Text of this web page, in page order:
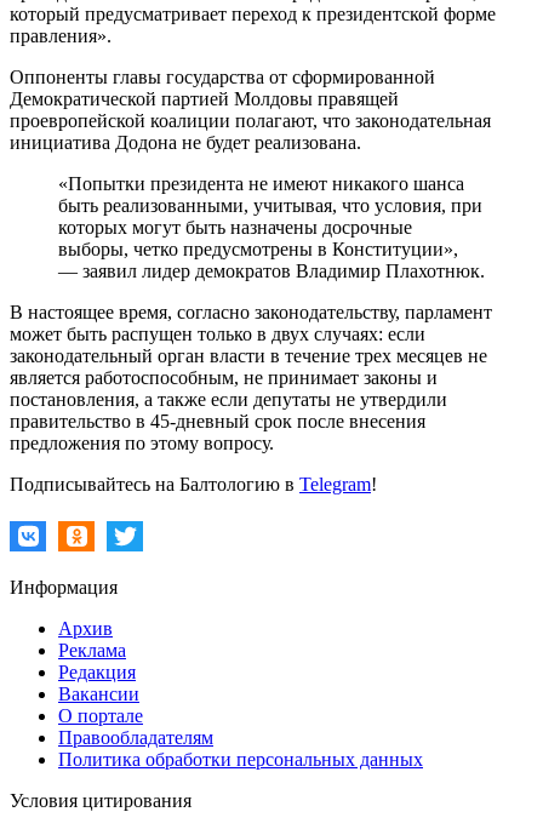
который предусматривает переход к президентской форме
правления».
Оппоненты главы государства от сформированной
Демократической партией Молдовы правящей
проевропейской коалиции полагают, что законодательная
инициатива Додона не будет реализована.
«Попытки президента не имеют никакого шанса
быть реализованными, учитывая, что условия, при
которых могут быть назначены досрочные
выборы, четко предусмотрены в Конституции»,
— заявил лидер демократов Владимир Плахотнюк.
В настоящее время, согласно законодательству, парламент
может быть распущен только в двух случаях: если
законодательный орган власти в течение трех месяцев не
является работоспособным, не принимает законы и
постановления, а также если депутаты не утвердили
правительство в 45-дневный срок после внесения
предложения по этому вопросу.
Подписывайтесь на Балтологию в Telegram!
Информация
Архив
Реклама
Редакция
Вакансии
О портале
Правообладателям
Политика обработки персональных данных
Условия цитирования